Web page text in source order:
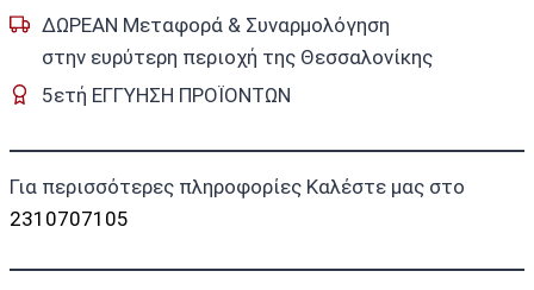
ΔΩΡΕΑΝ Μεταφορά & Συναρμολόγηση
στην ευρύτερη περιοχή της Θεσσαλονίκης
5ετή ΕΓΓΥΗΣΗ ΠΡΟΪΟΝΤΩΝ
Για περισσότερες πληροφορίες Καλέστε μας στο
2310707105